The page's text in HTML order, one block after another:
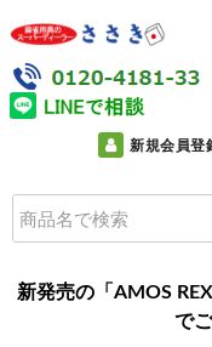
新規会員登
新発売の「AMOS
で